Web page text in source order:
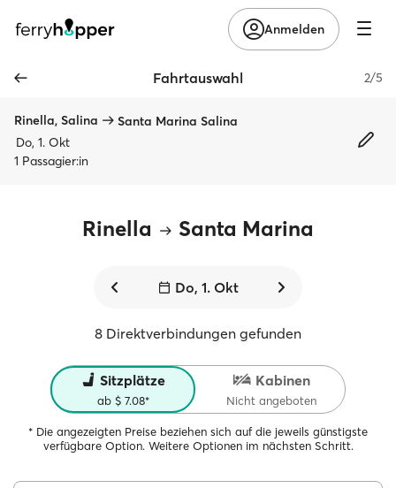
Anmelden
Fahrtauswahl 2/5
Rinella, Salina
Santa Marina Salina
Do, 1. Okt
1 Passagier:in
Rinella Santa Marina
Do, 1. Okt
8 Direktverbindungen gefunden
Sitzplätze
ab $ 7.08*
Kabinen
Nicht angeboten
* Die angezeigten Preise beziehen sich auf die jeweils günstigste
verfügbare Option. Weitere Optionen im nächsten Schritt.